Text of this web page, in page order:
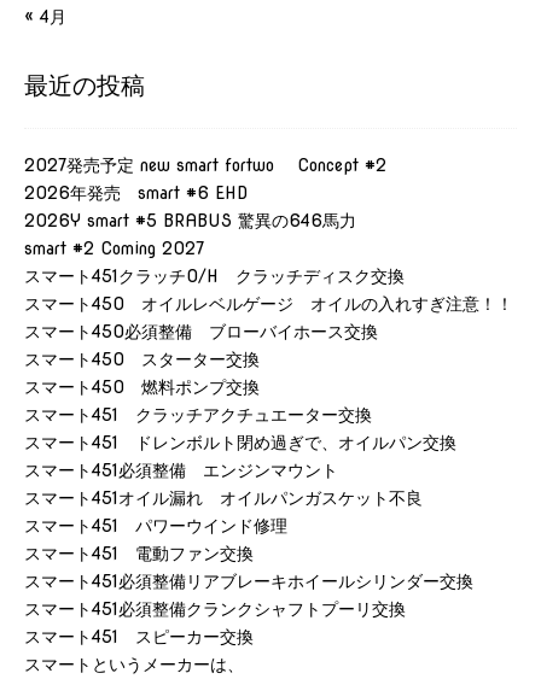
« 4月
最近の投稿
2027発売予定 new smart fortwo Concept #2
2026年発売 smart #6 EHD
2026Y smart #5 BRABUS 驚異の646馬力
smart #2 Coming 2027
スマート451クラッチO/H クラッチディスク交換
スマート450 オイルレベルゲージ オイルの入れすぎ注意！！
スマート450必須整備 ブローバイホース交換
スマート450 スターター交換
スマート450 燃料ポンプ交換
スマート451 クラッチアクチュエーター交換
スマート451 ドレンボルト閉め過ぎで、オイルパン交換
スマート451必須整備 エンジンマウント
スマート451オイル漏れ オイルパンガスケット不良
スマート451 パワーウインド修理
スマート451 電動ファン交換
スマート451必須整備リアブレーキホイールシリンダー交換
スマート451必須整備クランクシャフトプーリ交換
スマート451 スピーカー交換
スマートというメーカーは、